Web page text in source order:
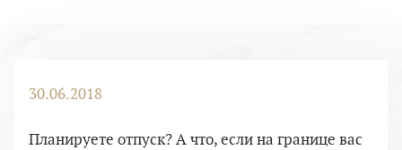
30.06.2018
Планируете отпуск? А что, если на границе вас